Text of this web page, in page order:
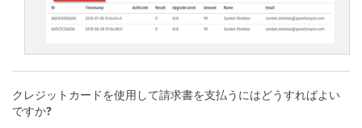
クレジットカードを使用して請求書を支払うにはどうすればよい
ですか?